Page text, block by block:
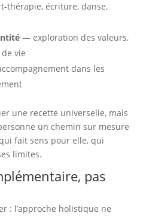
thérapie, écriture, danse,
— exploration des valeurs,
vie
dans les
une recette universelle, mais
un chemin sur mesure
fait sens pour elle, qui
limites.
pas
: l’approche holistique ne